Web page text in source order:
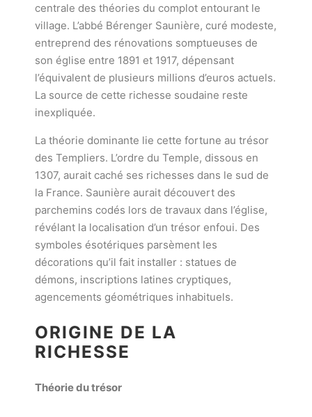
centrale des théories du complot entourant le
village. L’abbé Bérenger Saunière, curé modeste,
entreprend des rénovations somptueuses de
son église entre 1891 et 1917, dépensant
l’équivalent de plusieurs millions d’euros actuels.
La source de cette richesse soudaine reste
inexpliquée.
La théorie dominante lie cette fortune au trésor
des Templiers. L’ordre du Temple, dissous en
1307, aurait caché ses richesses dans le sud de
la France. Saunière aurait découvert des
parchemins codés lors de travaux dans l’église,
révélant la localisation d’un trésor enfoui. Des
symboles ésotériques parsèment les
décorations qu’il fait installer : statues de
démons, inscriptions latines cryptiques,
agencements géométriques inhabituels.
ORIGINE DE LA
RICHESSE
Théorie du trésor